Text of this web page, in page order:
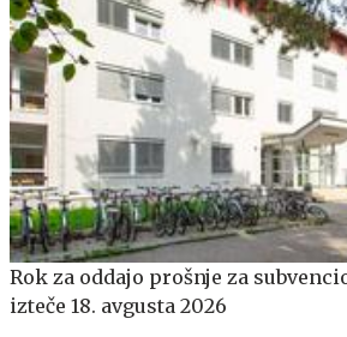
​​​​​​​Rok za oddajo prošnje za
izteče 18. avgusta 2026